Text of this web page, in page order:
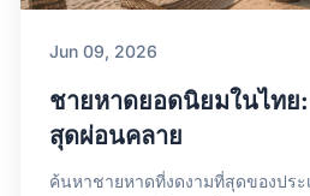
Jun 09, 2026
ชายหาดยอดนิยมในไท
สุดผ่อนคลาย
ค้นหาชายหาดที่งดงามที่สุดของประ